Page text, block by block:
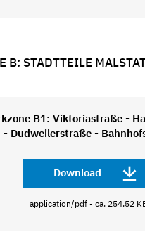
B: STADTTEILE
B1: Viktoriastraße -
- Dudweilerstraße -
Download
application/pdf - ca. 254,52